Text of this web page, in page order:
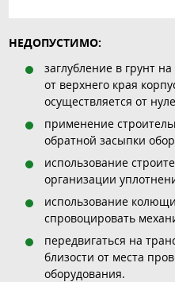
НЕДОПУСТИМО:
заглубление в грунт
от верхнего края
осуществляется от
применение
обратной засыпки
использование
организации
использование
спровоцировать
передвигаться на
близости от места
оборудования.